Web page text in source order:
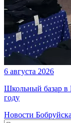
6 августа 2026
Школьный базар в
году
Новости Бобруйска